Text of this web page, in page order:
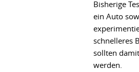
Bisherige
ein Auto
schnelleres
sollten
werden.